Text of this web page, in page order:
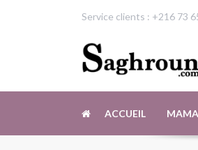
Service clients : +216 73
ACCUEIL